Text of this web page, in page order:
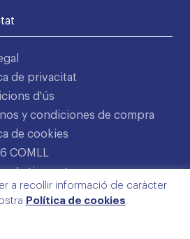
de privacitat
d'ús
y condiciones de compra
de cookies
COMLL
Latipo.cat
a recollir informació de caràcter
Política de cookies.